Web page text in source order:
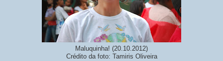
Maluquinha! (20.10.2012)
Crédito da foto: Tamiris Oliveira